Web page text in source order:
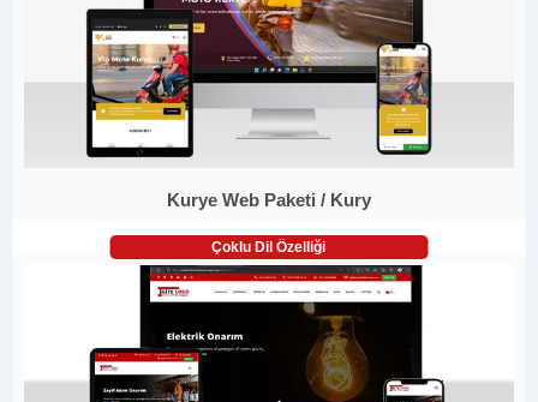
Kurye Web Paketi / Kury
Çoklu Dil Özelliği